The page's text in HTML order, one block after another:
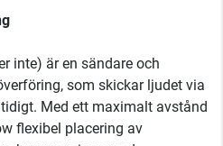
inte) är en sändare och
som skickar ljudet via
Med ett maximalt avstånd
flexibel placering av